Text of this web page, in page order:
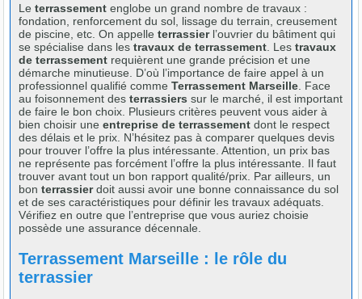
Leterrassement englobe un grand nombre de travaux :
fondation, renforcement du sol, lissage du terrain, creusement
de piscine, etc. On appelleterrassierl’ouvrier du bâtiment qui
se spécialise dans lestravaux de terrassement . Lestravaux
de terrassement requièrent une grande précision et une
démarche minutieuse. D’où l’importance de faire appel à un
professionnel qualifié commeTerrassement Marseille . Face
au foisonnement desterrassiers sur le marché, il est important
de faire le bon choix. Plusieurs critères peuvent vous aider à
bien choisir uneentreprise de terrassement dont le respect
des délais et le prix. N’hésitez pas à comparer quelques devis
pour trouver l’offre la plus intéressante. Attention, un prix bas
ne représente pas forcément l’offre la plus intéressante. Il faut
trouver avant tout un bon rapport qualité/prix. Par ailleurs, un
bonterrassierdoit aussi avoir une bonne connaissance du sol
et de ses caractéristiques pour définir les travaux adéquats.
Vérifiez en outre que l’entreprise que vous auriez choisie
possède une assurance décennale.
Terrassement Marseille : le rôle du
terrassier